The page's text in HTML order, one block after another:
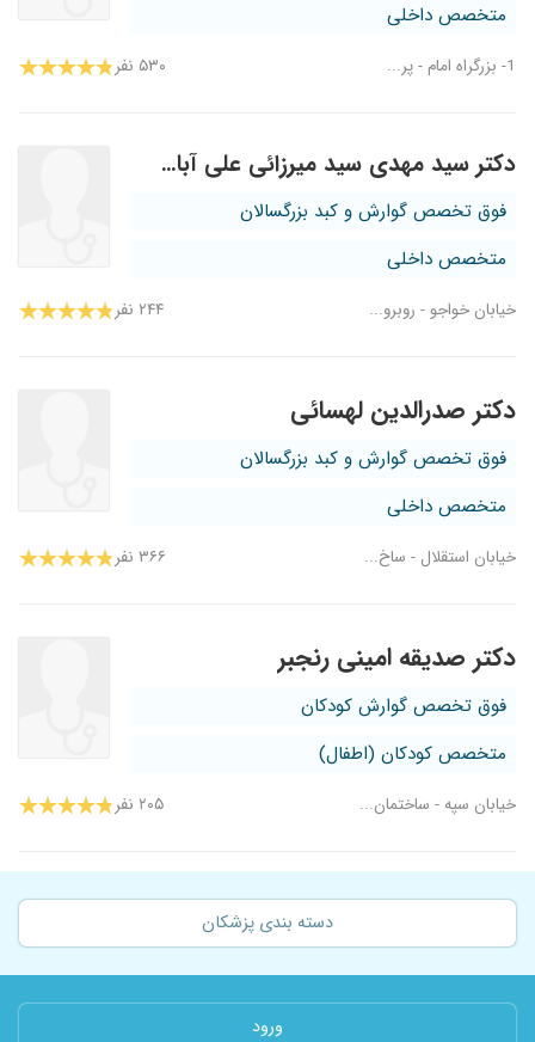
متخصص داخلی
1- بزرگراه امام - پر... ۵۳۰ نفر
دکتر سید مهدی سید میرزائی علی آبادی
فوق تخصص گوارش و کبد بزرگسالان
متخصص داخلی
خیابان خواجو - روبرو... ۲۴۴ نفر
دکتر صدرالدین لهسائی
فوق تخصص گوارش و کبد بزرگسالان
متخصص داخلی
خیابان استقلال - ساخ... ۳۶۶ نفر
دکتر صدیقه امینی رنجبر
فوق تخصص گوارش کودکان
متخصص کودکان (اطفال)
خیابان سپه - ساختمان... ۲۰۵ نفر
دسته بندی پزشکان
ورود